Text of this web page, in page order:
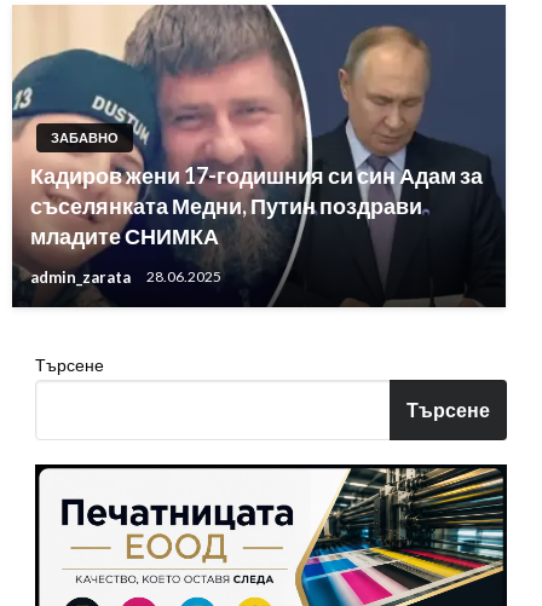
ЗАБАВНО
Кадиров жени 17-годишния си син Адам за
съселянката Медни, Путин поздрави
младите СНИМКА
admin_zarata 28.06.2025
Търсене
Търсене